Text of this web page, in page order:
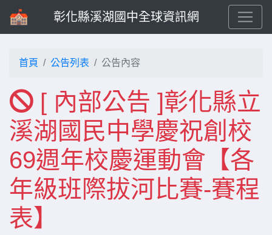
彰化縣溪湖國中全球資訊網
首頁 公告列表 公告內容
[ 內部公告 ]彰化縣立
溪湖國民中學慶祝創校
69週年校慶運動會【各
年級班際拔河比賽-賽程
表】